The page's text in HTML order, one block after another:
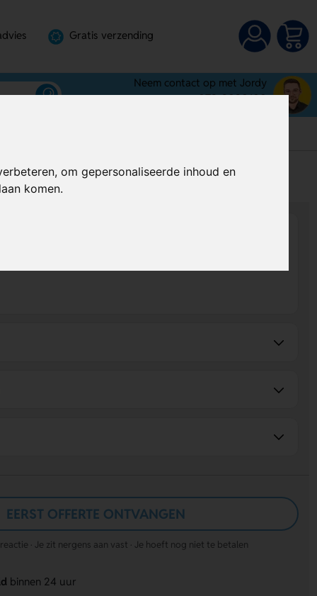
om gepersonaliseerde inhoud en
komen.
Gratis verzending
Neem contact op met Jordy
072-3030100
Prijs op aanvraag
EERST OFFERTE ONTVANGEN
· Je zit nergens aan vast · Je hoeft nog niet te betalen
binnen 24 uur